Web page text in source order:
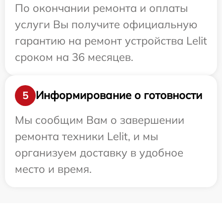
По окончании ремонта и оплаты
услуги Вы получите официальную
гарантию на ремонт устройства Lelit
сроком на 36 месяцев.
5
Информирование о готовности
Мы сообщим Вам о завершении
ремонта техники Lelit, и мы
организуем доставку в удобное
место и время.